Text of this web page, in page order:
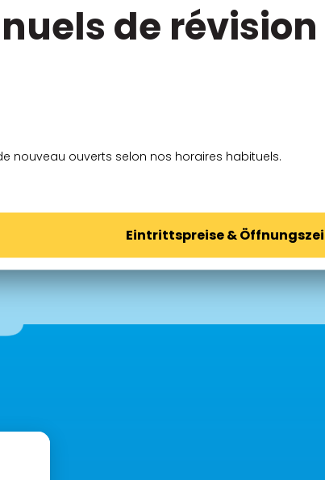
de
nouveau ouverts selon nos horaires habituels.
Eintrittspreise &